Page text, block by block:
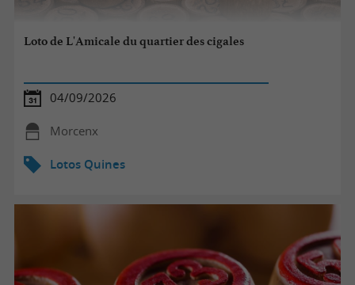
Loto de L'Amicale du quartier des cigales
04/09/2026
Morcenx
Lotos Quines